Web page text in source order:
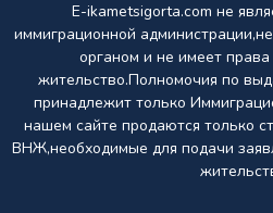
E-ikametsigorta.com не
иммиграционной
органом и не имеет
жительство.Полномочия по
принадлежит только
нашем сайте продаются только
ВНЖ,необходимые для подачи